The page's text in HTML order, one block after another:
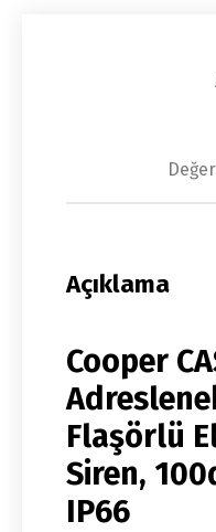
Açıklama
Cooper
Flaşörlü
Siren,
IP66